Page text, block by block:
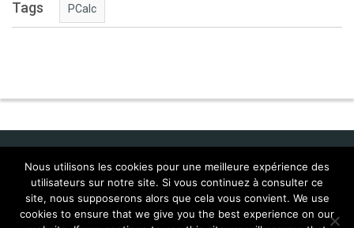
Tags PCalc
Idol Corporate
FAQ Mac:WMP 9 (français) Localisations
Nous utilisons les cookies pour une meilleure expérience des
utilisateurs sur notre site. Si vous continuez à consulter ce
site, nous supposerons alors que cela vous convient. We use
cookies to ensure that we give you the best experience on our